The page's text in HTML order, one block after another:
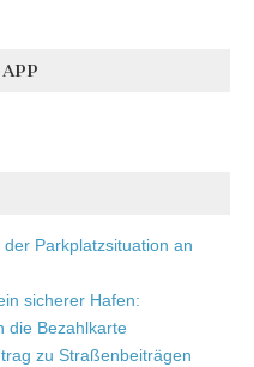
der Parkplatzsituation an
sicherer Hafen:
die Bezahlkarte
zu Straßenbeiträgen